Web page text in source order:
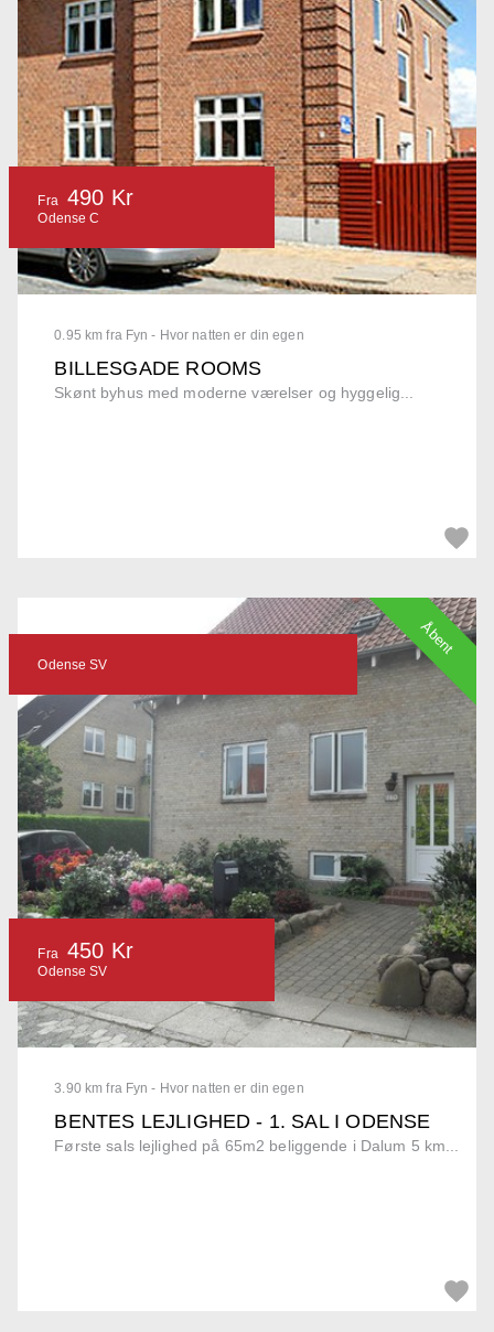
0.95 km fra Fyn - Hvor natten er din egen
BILLESGADE ROOMS
Skønt byhus med moderne værelser og hyggelig...
Fra 490 Kr
Odense C
3.90 km fra Fyn - Hvor natten er din egen
BENTES LEJLIGHED - 1. SAL I ODENSE
Første sals lejlighed på 65m2 beliggende i Dalum 5 km...
Odense SV
Fra 450 Kr
Odense SV
Åbent